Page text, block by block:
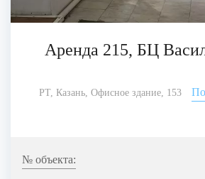
Аренда 215, БЦ
РТ, Казань, Офисное здание, 153